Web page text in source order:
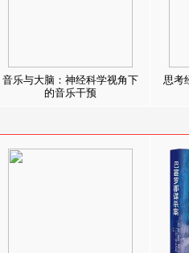
音乐与大脑：神经科学视角下
的音乐干预
思考